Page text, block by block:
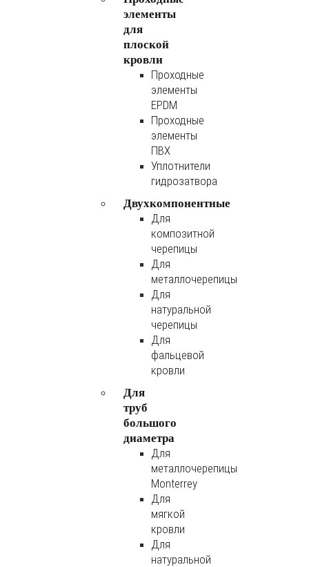
элементы
для
плоской
кровли
Проходные
элементы
EPDM
Проходные
элементы
ПВХ
Уплотнители
гидрозатвора
Двухкомпонентные
Для
композитной
черепицы
Для
металлочерепицы
Для
натуральной
черепицы
Для
фальцевой
кровли
Для
труб
большого
диаметра
Для
металлочерепицы
Monterrey
Для
мягкой
кровли
Для
натуральной